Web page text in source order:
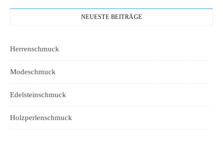
NEUESTE BEITRÄGE
Herrenschmuck
Modeschmuck
Edelsteinschmuck
Holzperlenschmuck